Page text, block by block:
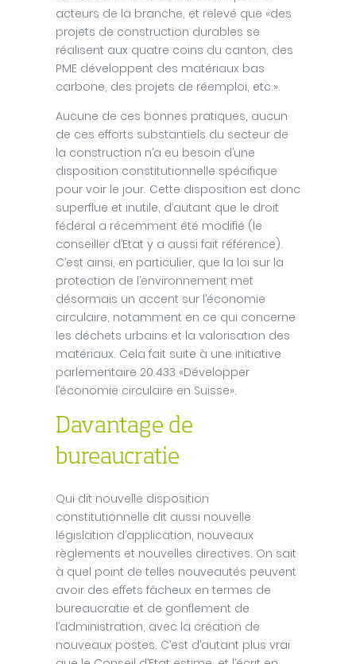
acteurs de la branche, et relevé que «des
projets de construction durables se
réalisent aux quatre coins du canton, des
PME développent des matériaux bas
carbone, des projets de réemploi, etc.».
Aucune de ces bonnes pratiques, aucun
de ces efforts substantiels du secteur de
la construction n’a eu besoin d’une
disposition constitutionnelle spécifique
pour voir le jour. Cette disposition est donc
superflue et inutile, d’autant que le droit
fédéral a récemment été modifié (le
conseiller d’Etat y a aussi fait référence).
C’est ainsi, en particulier, que la loi sur la
protection de l’environnement met
désormais un accent sur l’économie
circulaire, notamment en ce qui concerne
les déchets urbains et la valorisation des
matériaux. Cela fait suite à une initiative
parlementaire 20.433 «Développer
l’économie circulaire en Suisse».
Davantage de
bureaucratie
Qui dit nouvelle disposition
constitutionnelle dit aussi nouvelle
législation d’application, nouveaux
règlements et nouvelles directives. On sait
à quel point de telles nouveautés peuvent
avoir des effets fâcheux en termes de
bureaucratie et de gonflement de
l’administration, avec la création de
nouveaux postes. C’est d’autant plus vrai